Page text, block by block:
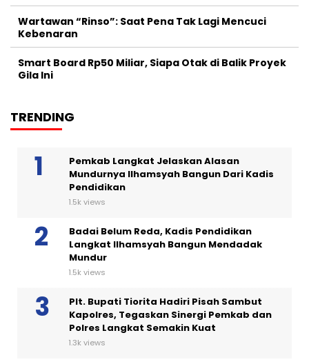
Wartawan “Rinso”: Saat Pena Tak Lagi Mencuci
Kebenaran
Smart Board Rp50 Miliar, Siapa Otak di Balik Proyek
Gila Ini
TRENDING
Pemkab Langkat Jelaskan Alasan
Mundurnya Ilhamsyah Bangun Dari Kadis
Pendidikan
1.5k views
Badai Belum Reda, Kadis Pendidikan
Langkat Ilhamsyah Bangun Mendadak
Mundur
1.5k views
Plt. Bupati Tiorita Hadiri Pisah Sambut
Kapolres, Tegaskan Sinergi Pemkab dan
Polres Langkat Semakin Kuat
1.3k views